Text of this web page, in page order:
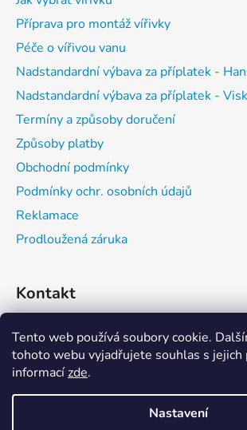
Tento web používá soubory cookie.
tohoto webu vyjadřujete souhlas s jejich
informacízde.
Nastavení
v
k
y
s
Příprava pro montáž vířivky
Péče o vířivou vanu
Nadstandardní výbava za příplatek -
Nadstandardní výbava za příplatek -
Termíny a způsoby doručení
Způsoby platby
Obchodní podmínky
Podmínky ochr. osobních údajů
Reklamace
Prodloužená záruka
Kontakt
expedice@vitalwell.cz
608742111